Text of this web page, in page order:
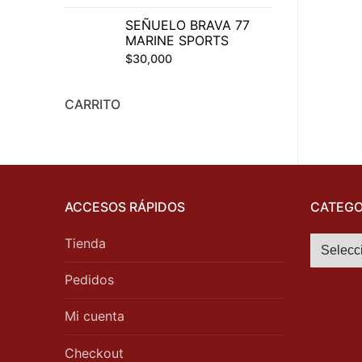
SEÑUELO BRAVA 77
MARINE SPORTS
$30,000
CARRITO
ACCESOS RÁPIDOS
Tienda
Pedidos
Mi cuenta
Checkout